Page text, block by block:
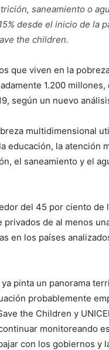
saneamiento o
desde el inicio de la
the children.
que viven en la
1.200 millones,
según un nuevo
multidimensional
educación, la atención
el saneamiento y el
del 45 por ciento de
de al menos
en los países
pinta un panorama
probablemente
the Children y
monitoreando
con los gobiernos y